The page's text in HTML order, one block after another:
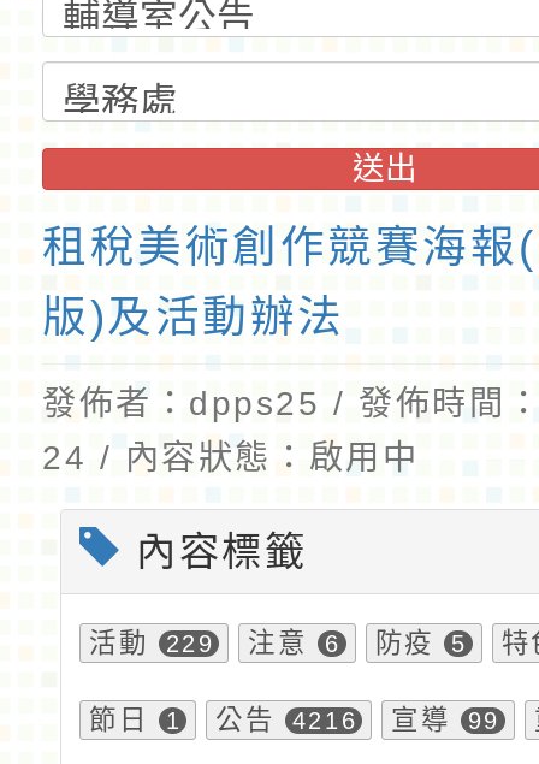
送出
租稅美術創作競賽海報
版)及活動辦法
發佈者：dpps25 / 發佈時間
24 / 內容狀態：啟用中
內容標籤
活動 229 注意 6 防疫 5 特
節日 1 公告 4216 宣導 99